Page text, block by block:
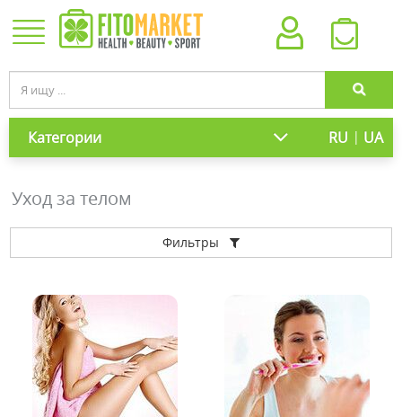
Категории RU | UA
Уход за телом
Фильтры